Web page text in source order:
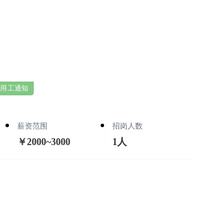
用工通知
薪资范围
￥2000~3000
招岗人数
1人